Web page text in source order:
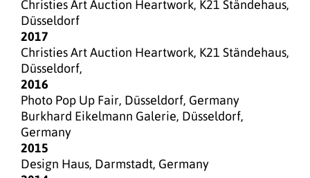
Christies Art Auction Heartwork, K21 Ständehaus,
Düsseldorf
2017
Christies Art Auction Heartwork, K21 Ständehaus,
Düsseldorf,
2016
Photo Pop Up Fair, Düsseldorf, Germany
Burkhard Eikelmann Galerie, Düsseldorf,
Germany
2015
Design Haus, Darmstadt, Germany